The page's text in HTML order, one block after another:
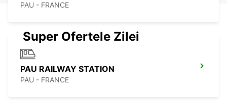
PAU - FRANCE
PAU RAILWAY STATION
PAU - FRANCE
Super Ofertele Zilei